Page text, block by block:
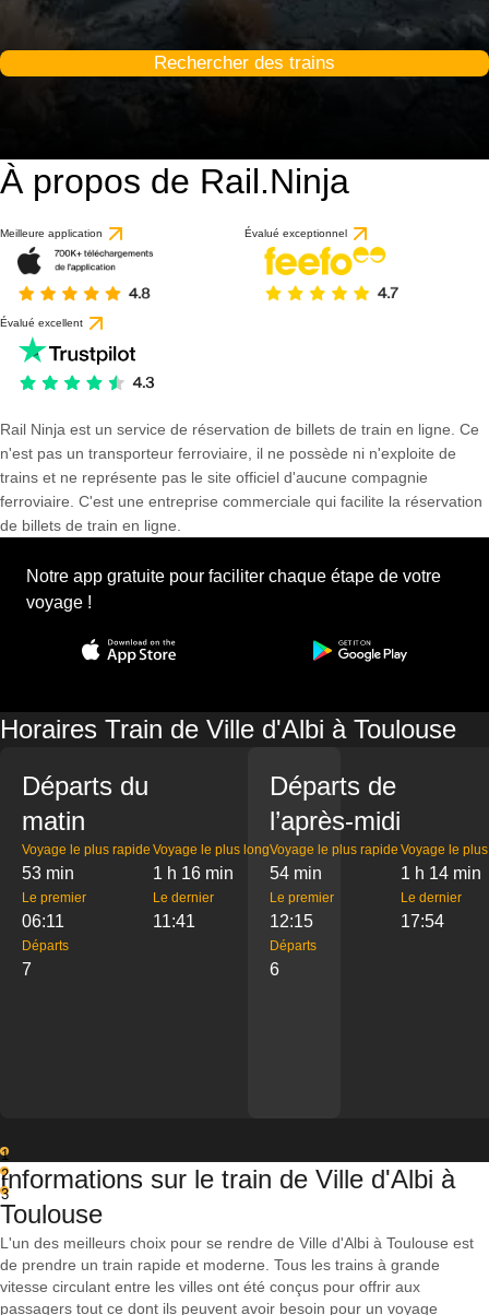
Rechercher des trains
À propos de Rail.Ninja
Meilleure application Évalué exceptionnel
Évalué excellent
Rail Ninja est un service de réservation de billets de train en ligne. Ce
n'est pas un transporteur ferroviaire, il ne possède ni n'exploite de
trains et ne représente pas le site officiel d'aucune compagnie
ferroviaire. C'est une entreprise commerciale qui facilite la réservation
de billets de train en ligne.
Notre app gratuite pour faciliter chaque étape de votre
voyage !
Horaires Train de Ville d'Albi à Toulouse
Départs du
matin
Voyage le plus rapide
53 min
Voyage le plus long
1 h 16 min
Le premier
06:11
Le dernier
11:41
Départs
7
Départs de
l’après-midi
Voyage le plus rapide
54 min
Voyage le
1 h 14 min
Le premier
12:15
Le dernier
17:54
Départs
6
1
2
3
Informations sur le train de Ville d'Albi à
Toulouse
L'un des meilleurs choix pour se rendre de Ville d'Albi à Toulouse est
de prendre un train rapide et moderne. Tous les trains à grande
vitesse circulant entre les villes ont été conçus pour offrir aux
passagers tout ce dont ils peuvent avoir besoin pour un voyage